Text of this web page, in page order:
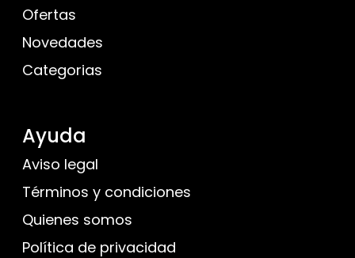
Ofertas
Novedades
Categorias
Ayuda
Aviso legal
Términos y condiciones
Quienes somos
Política de privacidad